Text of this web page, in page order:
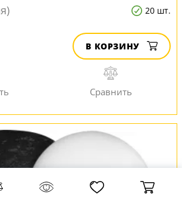
20 шт.
В КОРЗИНУ